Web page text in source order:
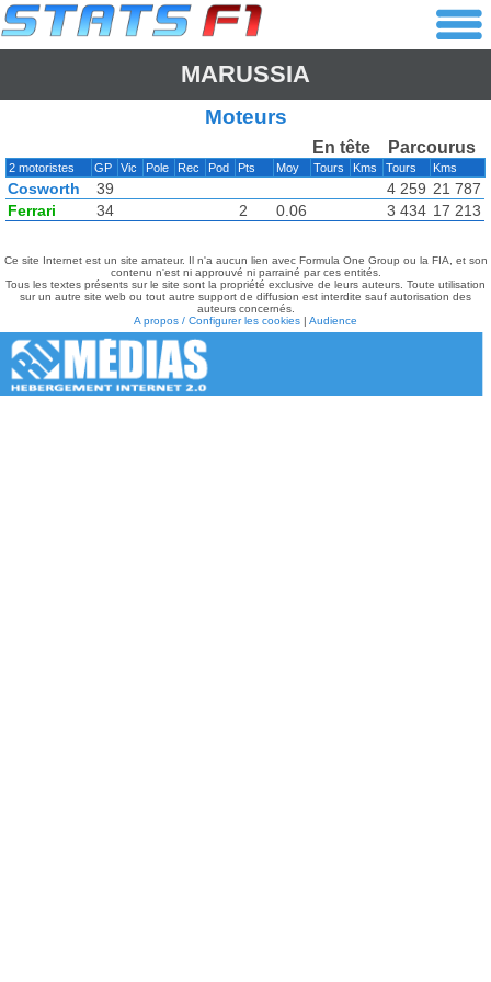
MARUSSIA
Moteurs
En tête Parcourus
2 motoristes GP Vic Pole Rec Pod Pts Moy Tours Kms Tours Kms
Cosworth 39 4 259 21 787
Ferrari
34 2 0.06 3 434 17 213
Ce site Internet est un site amateur. Il n'a aucun lien avec Formula One Group ou la FIA, et son
contenu n'est ni approuvé ni parrainé par ces entités.
Tous les textes présents sur le site sont la propriété exclusive de leurs auteurs. Toute utilisation
sur un autre site web ou tout autre support de diffusion est interdite sauf autorisation des
auteurs concernés.
A propos / Configurer les cookies | Audience